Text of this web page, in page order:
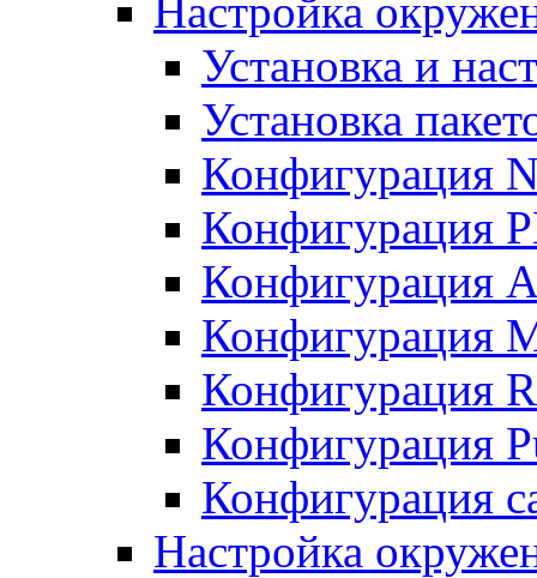
Настройка
Установка и
Установка
Конфигурация
Конфигурация
Конфигурация
Конфигурация
Конфигурация
Конфигурация
Конфигурация
Настройка